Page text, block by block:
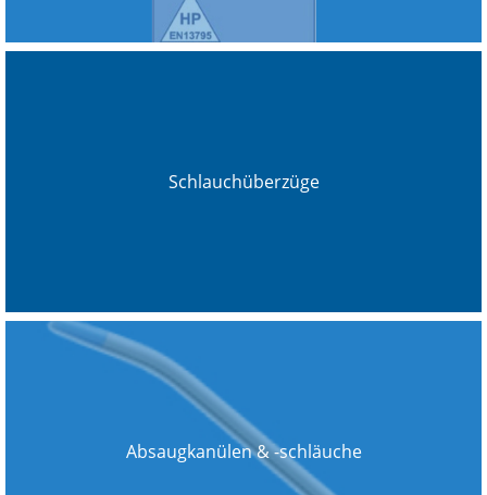
Schlauchüberzüge
Absaugkanülen & -schläuche